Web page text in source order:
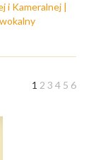
i Kameralnej |
1 2 3 4 5 6